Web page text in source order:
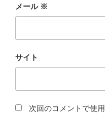
メール ※
サイト
次回のコメントで使